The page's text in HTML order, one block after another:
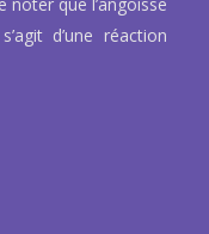
d’une réaction